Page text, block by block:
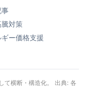
事
対策
ギー価格支援
横断・構造化。 出典: 各